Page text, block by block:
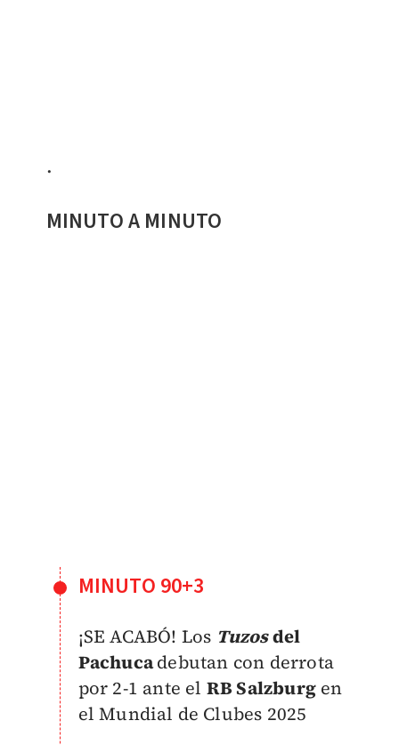
​.
MINUTO A MINUTO
MINUTO 90+3
¡SE ACABÓ! Los Tuzosdel
Pachucadebutan con derrota
por 2-1 ante el RB Salzburgen
el Mundial de Clubes 2025